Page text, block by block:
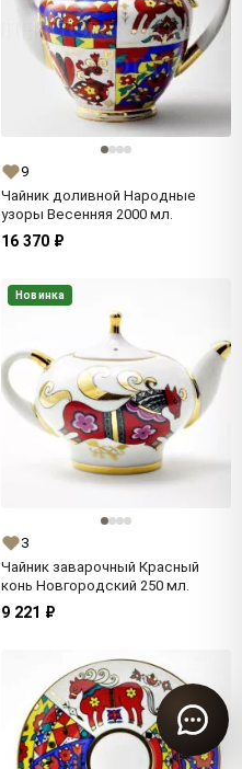
9
Чайник доливной Народные
узоры Весенняя 2000 мл.
16 370 ₽
Новинка
3
Чайник заварочный Красный
конь Новгородский 250 мл.
9 221 ₽